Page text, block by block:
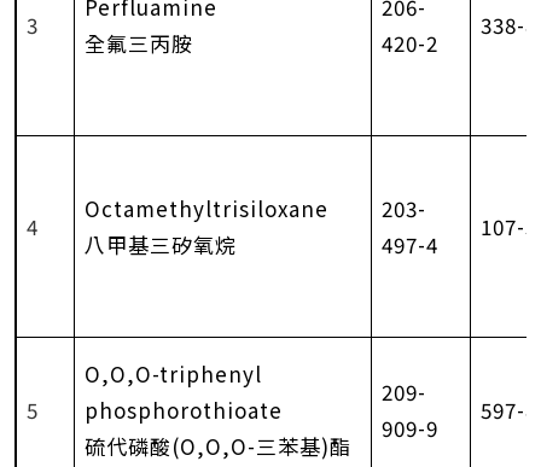
3
Perfluamine
全氟三丙胺
206-
420-2
338-
4
Octamethyltrisiloxane
八甲基三矽氧烷
203-
497-4
107-
5
O,O,O-triphenyl
phosphorothioate
硫代磷酸(O,O,O-三苯基)酯
209-
909-9
597-